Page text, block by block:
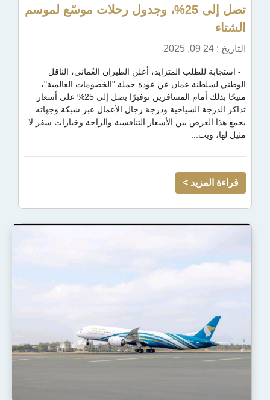
تصل إلى 25%، وجدول رحلات موسّع لموسم
أعلن الطيران العُماني، الناقل
عمان عن عودة حملة "الخصومات العالمية"،
متيحًا بذلك أمام المسافرين توفيرًا يصل إلى 25% على أسعار
ودرجة رجال الأعمال عبر شبكة وجهاته.
الأسعار التنافسية والراحة وخيارات سفر لا